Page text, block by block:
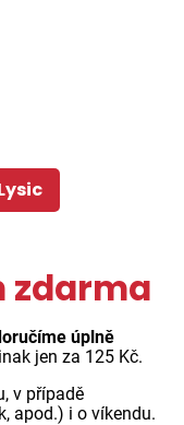
zdarma
úplně
jen za 125 Kč.
v případě
apod.) i o víkendu.